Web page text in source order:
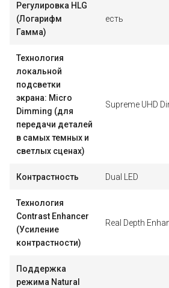
Регулировка HLG
(Логарифм
Гамма)
есть
Технология
локальной
подсветки
экрана: Micro
Dimming (для
передачи деталей
в самых темных и
светлых сценах)
Supreme UHD
Контрастность Dual LED
Технология
Contrast Enhancer
(Усиление
контрастности)
Real Depth
Поддержка
режима Natural